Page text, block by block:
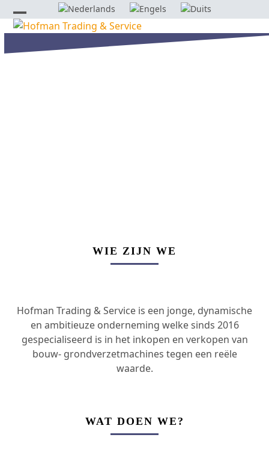
to
content
Open
mobile
Close
mobile
WIE ZIJN WE
Hofman Trading & Service is een jonge, dynamische
en ambitieuze onderneming welke sinds 2016
gespecialiseerd is in het inkopen en verkopen van
bouw- grondverzetmachines tegen een reële
waarde.
WAT DOEN WE?